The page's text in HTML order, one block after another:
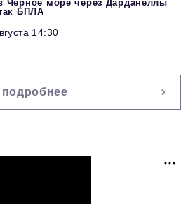
Черное море через Дарданеллы
БПЛА
14:30
подробнее